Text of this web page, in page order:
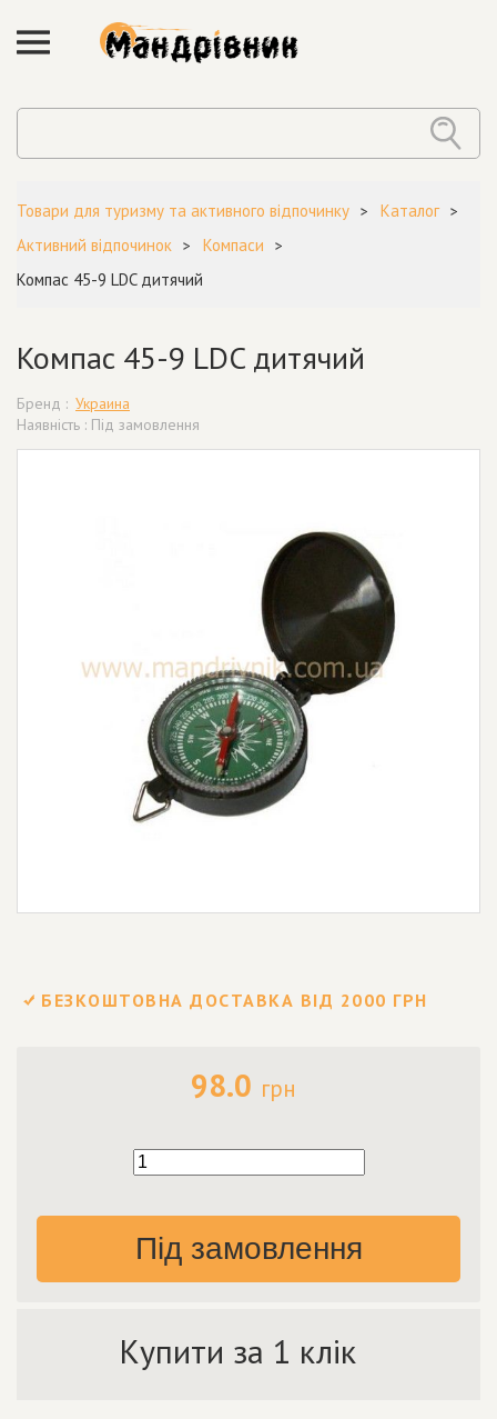
Товари для туризму та активного відпочинку
Каталог
Активний відпочинок
Компаси
Компас 45-9 LDC дитячий
Компас 45-9 LDC дитячий
Бренд : Украина
Наявність : Під замовлення
БЕЗКОШТОВНА ДОСТАВКА ВІД 2000 ГРН
98.0 грн
Під замовлення
Купити за 1 клік